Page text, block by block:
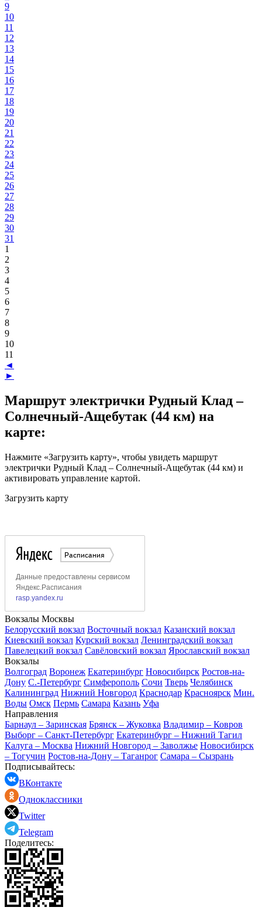
9
10
11
12
13
14
15
16
17
18
19
20
21
22
23
24
25
26
27
28
29
30
31
1
2
3
4
5
6
7
8
9
10
11
◄
►
Маршрут электрички Рудный Клад –
Солнечный-Ащебутак (44 км) на
карте:
Нажмите «Загрузить карту», чтобы увидеть маршрут
электрички Рудный Клад – Солнечный-Ащебутак (44 км) и
активировать управление картой.
Загрузить карту
Вокзалы Москвы
Белорусский вокзал Восточный вокзал Казанский вокзал
Киевский вокзал Курский вокзал Ленинградский вокзал
Павелецкий вокзал Савёловский вокзал Ярославский вокзал
Вокзалы
Волгоград Воронеж Екатеринбург Новосибирск Ростов-на-
Дону С.-Петербург Симферополь Сочи Тверь Челябинск
Калининград Нижний Новгород Краснодар Красноярск Мин.
Воды Омск Пермь Самара Казань Уфа
Направления
Барнаул – Заринская Брянск – Жуковка Владимир – Ковров
Выборг – Санкт-Петербург Екатеринбург – Нижний Тагил
Калуга – Москва Нижний Новгород – Заволжье Новосибирск
– Тогучин Ростов-на-Дону – Таганрог Самара – Сызрань
Подписывайтесь:
ВКонтакте
Одноклассники
Twitter
Telegram
Поделитесь: